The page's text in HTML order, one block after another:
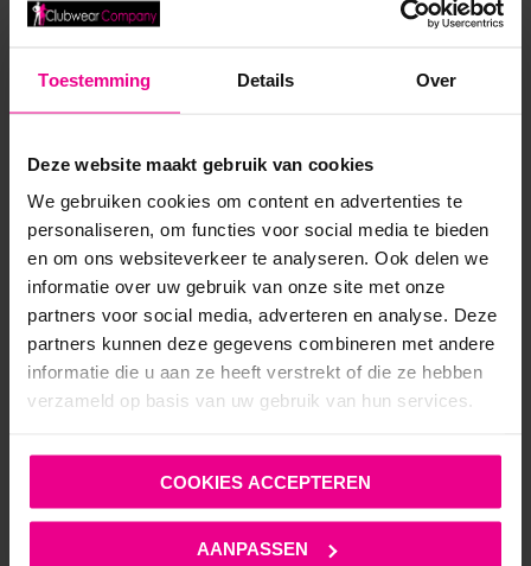
Toestemming Details Over
Deze website maakt gebruik van cookies
We gebruiken cookies om content en advertenties te
personaliseren, om functies voor social media te bieden
en om ons websiteverkeer te analyseren. Ook delen we
informatie over uw gebruik van onze site met onze
partners voor social media, adverteren en analyse. Deze
partners kunnen deze gegevens combineren met andere
informatie die u aan ze heeft verstrekt of die ze hebben
verzameld op basis van uw gebruik van hun services.
COOKIES ACCEPTEREN
AANPASSEN
LEG AVENUE – VLEUGELS – HALO – WIT
Op voorraad
€27,95